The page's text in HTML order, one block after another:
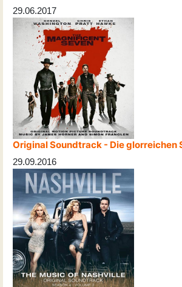
29.06.2017
Original Soundtrack - Die glorreichen
29.09.2016